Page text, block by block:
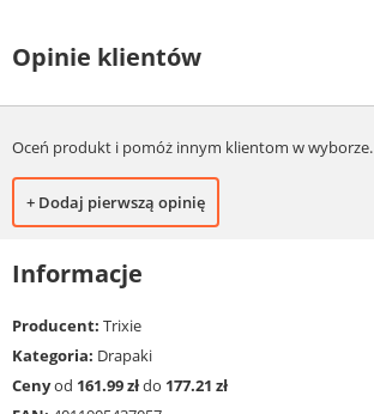
Opinie klientów
Oceń produkt i pomóż innym klientom w wyborze.
+ Dodaj pierwszą opinię
Informacje
Producent: Trixie
Kategoria: Drapaki
Cenyod 161.99 złdo 177.21 zł